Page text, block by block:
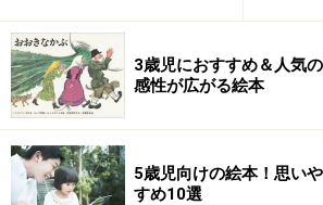
3歳児におすすめ＆人気
感性が広がる絵本
5歳児向けの絵本！思い
すめ10選